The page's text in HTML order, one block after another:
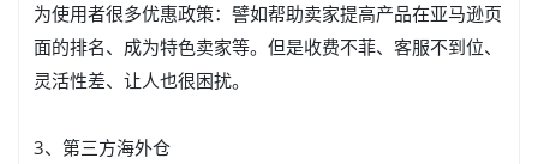
为使用者很多优惠政策：譬如帮助卖家提高产品在亚马逊页
面的排名、成为特色卖家等。但是收费不菲、客服不到位、
灵活性差、让人也很困扰。
3、第三方海外仓